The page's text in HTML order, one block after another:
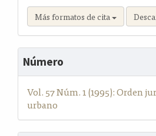
Más formatos de cita
Número
Vol. 57 Núm. 1 (1995): Orden
urbano